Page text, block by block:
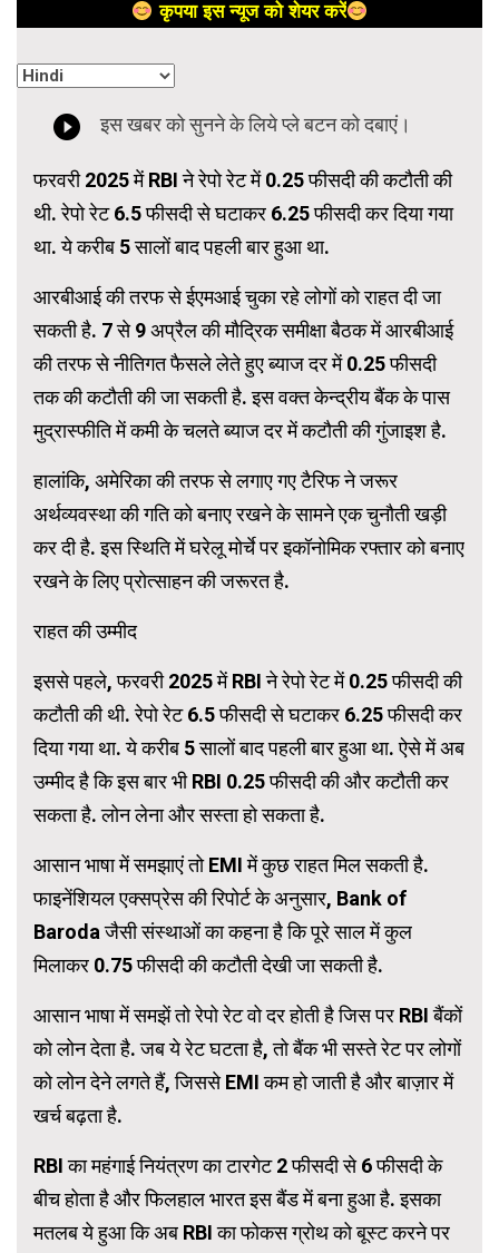
कृपया इस न्यूज को शेयर करें
फरवरी 2025 में RBI ने रेपो रेट में 0.25 फीसदी की कटौती की
थी. रेपो रेट 6.5 फीसदी से घटाकर 6.25 फीसदी कर दिया गया
था. ये करीब 5 सालों बाद पहली बार हुआ था.
आरबीआई की तरफ से ईएमआई चुका रहे लोगों को राहत दी जा
सकती है. 7 से 9 अप्रैल की मौद्रिक समीक्षा बैठक में आरबीआई
की तरफ से नीतिगत फैसले लेते हुए ब्याज दर में 0.25 फीसदी
तक की कटौती की जा सकती है. इस वक्त केन्द्रीय बैंक के पास
मुद्रास्फीति में कमी के चलते ब्याज दर में कटौती की गुंजाइश है.
हालांकि, अमेरिका की तरफ से लगाए गए टैरिफ ने जरूर
अर्थव्यवस्था की गति को बनाए रखने के सामने एक चुनौती खड़ी
कर दी है. इस स्थिति में घरेलू मोर्चे पर इकॉनोमिक रफ्तार को बनाए
रखने के लिए प्रोत्साहन की जरूरत है.
राहत की उम्मीद
इससे पहले, फरवरी 2025 में RBI ने रेपो रेट में 0.25 फीसदी की
कटौती की थी. रेपो रेट 6.5 फीसदी से घटाकर 6.25 फीसदी कर
दिया गया था. ये करीब 5 सालों बाद पहली बार हुआ था. ऐसे में अब
उम्मीद है कि इस बार भी RBI 0.25 फीसदी की और कटौती कर
सकता है. लोन लेना और सस्ता हो सकता है.
आसान भाषा में समझाएं तो EMI में कुछ राहत मिल सकती है.
फाइनेंशियल एक्सप्रेस की रिपोर्ट के अनुसार, Bank of
Baroda जैसी संस्थाओं का कहना है कि पूरे साल में कुल
मिलाकर 0.75 फीसदी की कटौती देखी जा सकती है.
आसान भाषा में समझें तो रेपो रेट वो दर होती है जिस पर RBI बैंकों
को लोन देता है. जब ये रेट घटता है, तो बैंक भी सस्ते रेट पर लोगों
को लोन देने लगते हैं, जिससे EMI कम हो जाती है और बाज़ार में
खर्च बढ़ता है.
RBI का महंगाई नियंत्रण का टारगेट 2 फीसदी से 6 फीसदी के
बीच होता है और फिलहाल भारत इस बैंड में बना हुआ है. इसका
मतलब ये हुआ कि अब RBI का फोकस ग्रोथ को बूस्ट करने पर